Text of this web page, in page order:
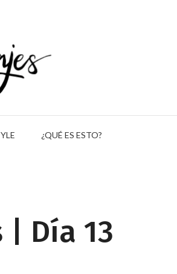
¿QUÉ ES ESTO?
| Día 13